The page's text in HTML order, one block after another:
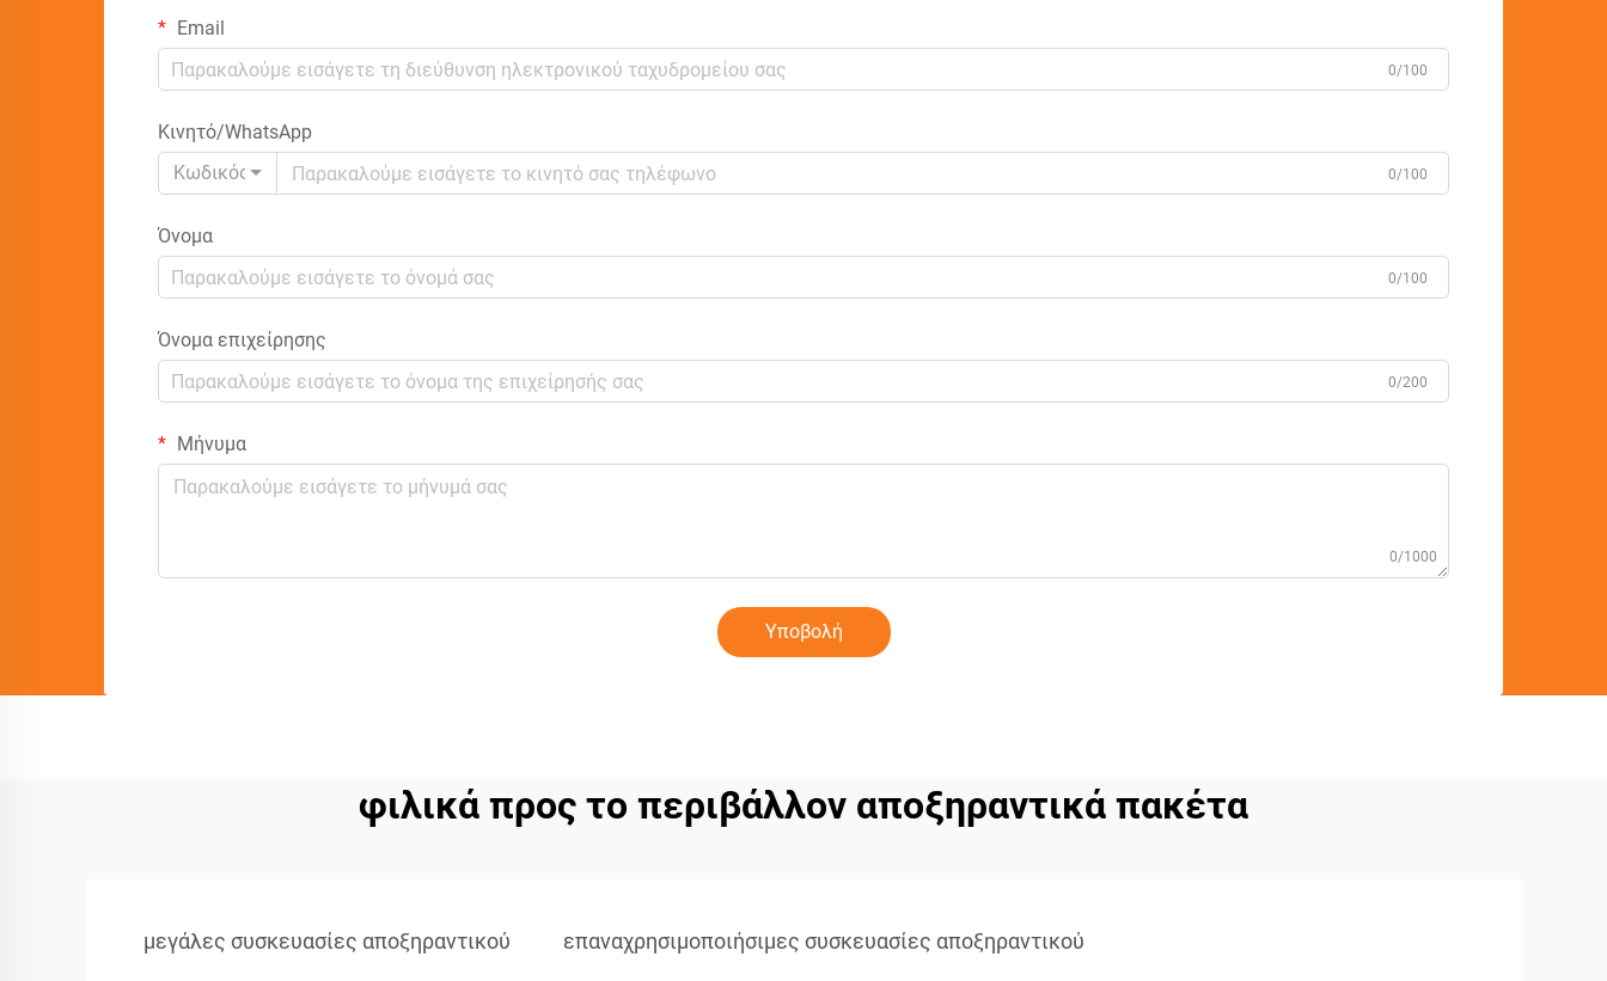
Email
0/100
Κινητό/WhatsApp
Κωδικός
0/100
Όνομα
0/100
Όνομα επιχείρησης
0/200
Μήνυμα
0/1000
Υποβολή
φιλικά προς το περιβάλλον αποξηραντικά πακέτα
μεγάλες συσκευασίες αποξηραντικού επαναχρησιμοποιήσιμες συσκευασίες αποξηραντικού